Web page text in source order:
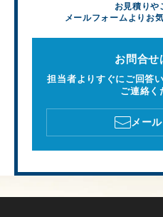
お見積りや
メールフォームよりお
お問合せ
担当者よりすぐにご回答
ご連絡く
メー